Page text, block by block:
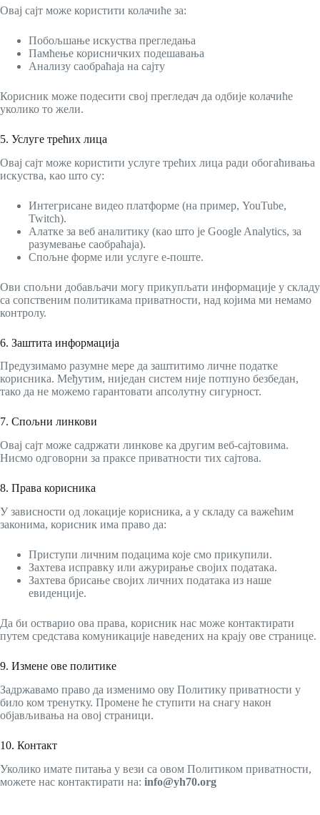
Овај сајт може користити колачиће за:
Побољшање искуства прегледања
Памћење корисничких подешавања
Анализу саобраћаја на сајту
Корисник може подесити свој прегледач да одбије колачиће
уколико то жели.
5. Услуге трећих лица
Овај сајт може користити услуге трећих лица ради обогаћивања
искуства, као што су:
Интегрисане видео платформе (на пример, YouTube,
Twitch).
Алатке за веб аналитику (као што је Google Analytics, за
разумевање саобраћаја).
Спољне форме или услуге е-поште.
Ови спољни добављачи могу прикупљати информације у складу
са сопственим политикама приватности, над којима ми немамо
контролу.
6. Заштита информација
Предузимамо разумне мере да заштитимо личне податке
корисника. Међутим, ниједан систем није потпуно безбедан,
тако да не можемо гарантовати апсолутну сигурност.
7. Спољни линкови
Овај сајт може садржати линкове ка другим веб-сајтовима.
Нисмо одговорни за праксе приватности тих сајтова.
8. Права корисника
У зависности од локације корисника, а у складу са важећим
законима, корисник има право да:
Приступи личним подацима које смо прикупили.
Захтева исправку или ажурирање својих података.
Захтева брисање својих личних података из наше
евиденције.
Да би остварио ова права, корисник нас може контактирати
путем средстава комуникације наведених на крају ове странице.
9. Измене ове политике
Задржавамо право да изменимо ову Политику приватности у
било ком тренутку. Промене ће ступити на снагу након
објављивања на овој страници.
10. Контакт
Уколико имате питања у вези са овом Политиком приватности,
можете нас контактирати на: info@yh70.org